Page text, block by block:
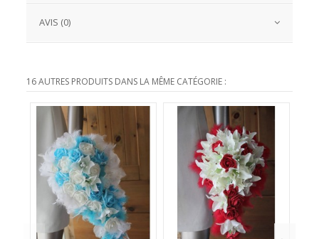
AVIS (0)
16 AUTRES PRODUITS DANS LA MÊME CATÉGORIE :